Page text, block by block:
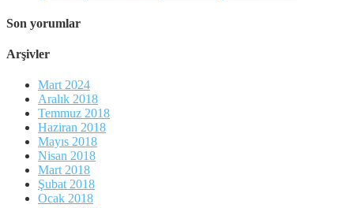
Son yorumlar
Arşivler
Mart 2024
Aralık 2018
Temmuz 2018
Haziran 2018
Mayıs 2018
Nisan 2018
Mart 2018
Şubat 2018
Ocak 2018